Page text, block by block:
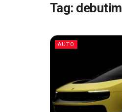
Tag: debutim
AUTO